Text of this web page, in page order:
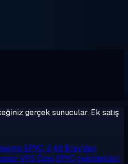
gerçek sunucular. Ek satış
EPYC, 2,48 $/ay'dan
VPS Özel EPYC çekirdekleri,